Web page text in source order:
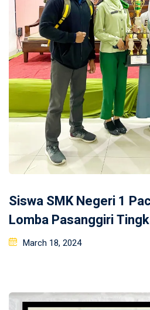
Siswa SMK Negeri 1
Lomba Pasanggiri
Posted
March 18, 2024